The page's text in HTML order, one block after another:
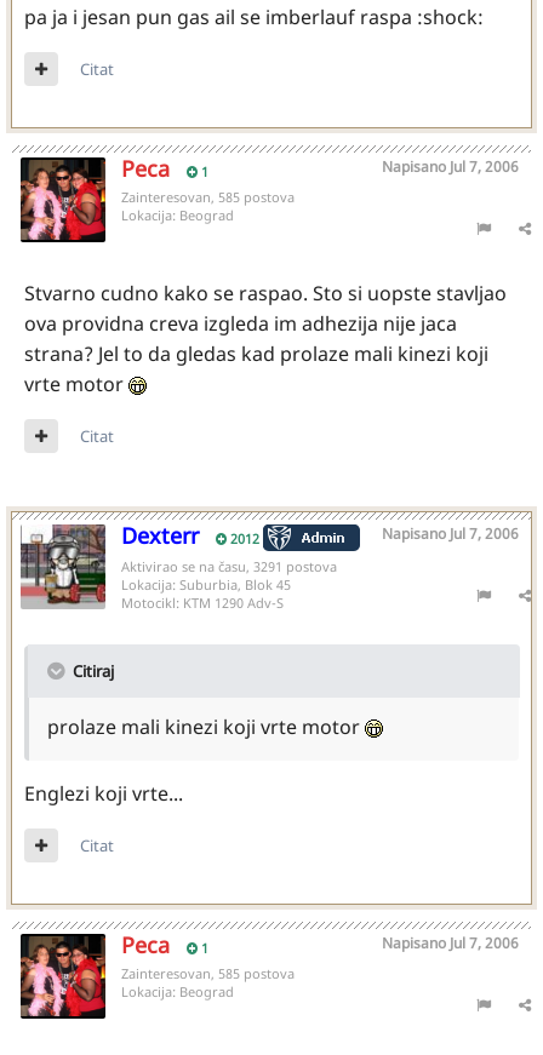
pa ja i jesan pun gas ail se imberlauf raspa :shock:
Citat
Peca 1 Napisano Jul 7, 2006
Zainteresovan, 585 postova
Lokacija: Beograd
Stvarno cudno kako se raspao. Sto si uopste stavljao
ova providna creva izgleda im adhezija nije jaca
strana? Jel to da gledas kad prolaze mali kinezi koji
vrte motor
Citat
Dexterr 2012 Napisano Jul 7, 2006
Aktivirao se na času, 3291 postova
Lokacija: Suburbia, Blok 45
Motocikl: KTM 1290 Adv-S
Citiraj
prolaze mali kinezi koji vrte motor
Englezi koji vrte...
Citat
Peca 1 Napisano Jul 7, 2006
Zainteresovan, 585 postova
Lokacija: Beograd